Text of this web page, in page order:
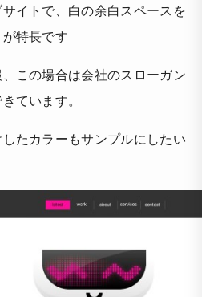
イトで、白の余白スペースを
特長です
この場合は会社のスローガン
ています。
たカラーもサンプルにしたい